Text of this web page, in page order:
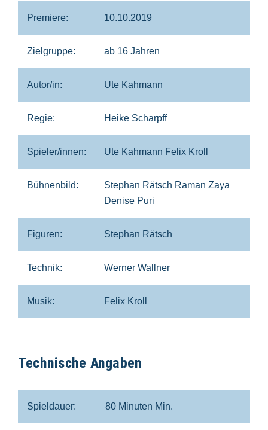
Premiere: 10.10.2019
Zielgruppe: ab 16 Jahren
Autor/in: Ute Kahmann
Regie: Heike Scharpff
Spieler/innen: Ute Kahmann Felix Kroll
Bühnenbild:
Stephan Rätsch Raman Zaya
Denise Puri
Figuren: Stephan Rätsch
Technik: Werner Wallner
Musik: Felix Kroll
Technische Angaben
Spieldauer: 80 Minuten Min.